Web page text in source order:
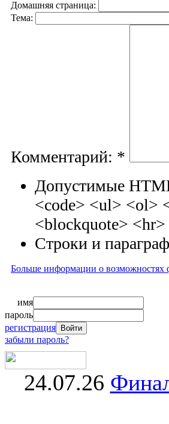
Домашняя страница:
Тема:
Комментарий: *
Допустимые
<code> <ul> <ol>
<blockquote> <hr>
Строки и
Больше информации о возможностях
имя
пароль
регистрация
забыли пароль?
24.07.26